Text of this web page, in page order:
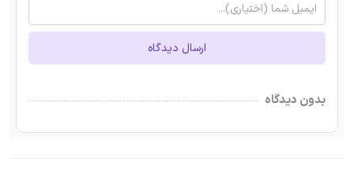
ارسال دیدگاه
بدون دیدگاه